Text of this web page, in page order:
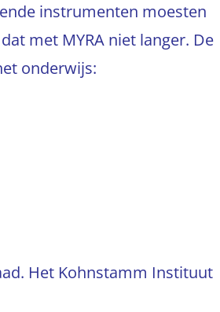
instrumenten moesten
met MYRA niet langer. De
onderwijs:
Het Kohnstamm Instituut